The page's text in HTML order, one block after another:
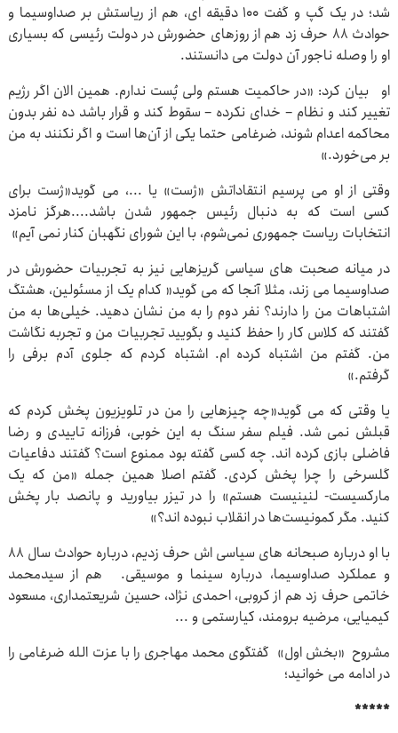
شد؛ در یک گپ و گفت ۱۰۰ دقیقه ای، هم از ریاستش بر صداوسیما و
حوادث ۸۸ حرف زد هم از روزهای حضورش در دولت رئیسی که بسیاری
او را وصله ناجور آن دولت می دانستند.
او بیان کرد: «در حاکمیت هستم ولی پُست ندارم. همین الان اگر رژیم
تغییر کند و نظام – خدای نکرده – سقوط کند و قرار باشد ده نفر بدون
محاکمه اعدام شوند، ضرغامی حتما یکی از آن‌ها است و اگر نکنند به من
بر می‌خورد.»
وقتی از او می پرسیم انتقاداتش «ژست» یا ...، می گوید«ژست برای
کسی است که به دنبال رئیس جمهور شدن باشد....هرگز نامزد
انتخابات ریاست جمهوری نمی‌شوم، با این شورای نگهبان کنار نمی آیم»
در میانه صحبت های سیاسی گریزهایی نیز به تجربیات حضورش در
صداوسیما می زند، مثلا آنجا که می گوید« کدام یک از مسئولین، هشتگ
اشتباهات من را دارند؟ نفر دوم را به من نشان دهید. خیلی‌ها به من
گفتند که کلاس کار را حفظ کنید و بگویید تجربیات من و تجربه نگاشت
من. گفتم من اشتباه کرده ام. اشتباه کردم که جلوی آدم برفی را
گرفتم.»
یا وقتی که می گوید«چه چیزهایی را من در تلویزیون پخش کردم که
قبلش نمی شد. فیلم سفر سنگ به این خوبی، فرزانه تاییدی و رضا
فاضلی بازی کرده اند. چه کسی گفته بود ممنوع است؟ گفتند دفاعیات
گلسرخی را چرا پخش کردی. گفتم اصلا همین جمله «من که یک
مارکسیست- لنینیست هستم» را در تیزر بیاورید و پانصد بار پخش
کنید. مگر کمونیست‌ها در انقلاب نبوده اند؟»
با او درباره صبحانه های سیاسی اش حرف زدیم، درباره حوادث سال ۸۸
و عملکرد صداوسیما، درباره سینما و موسیقی. هم از سیدمحمد
خاتمی حرف زد هم از کروبی، احمدی نژاد، حسین شریعتمداری، مسعود
کیمیایی، مرضیه برومند، کیارستمی و ...
مشروح «بخش اول» گفتگوی محمد مهاجری را با عزت الله ضرغامی را
در ادامه می خوانید؛
*****